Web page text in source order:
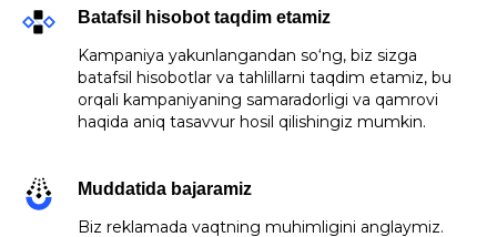
Batafsil hisobot taqdim etamiz
Kampaniya yakunlangandan so‘ng, biz sizga
batafsil hisobotlar va tahlillarni taqdim etamiz, bu
orqali kampaniyaning samaradorligi va qamrovi
haqida aniq tasavvur hosil qilishingiz mumkin.
Muddatida bajaramiz
Biz reklamada vaqtning muhimligini anglaymiz.